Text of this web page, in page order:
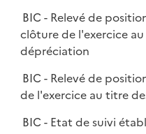
BIC - Relevé de
clôture de l'exercice
dépréciation
BIC - Relevé de
de l'exercice au titre
BIC - Etat de suivi